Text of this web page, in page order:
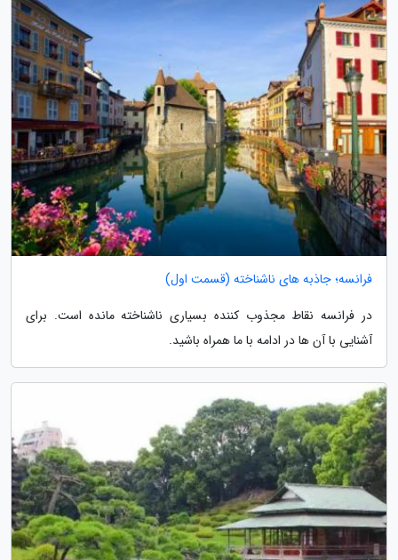
فرانسه؛ جاذبه های ناشناخته (قسمت اول)
در فرانسه نقاط مجذوب کننده بسیاری ناشناخته مانده است. برای
آشنایی با آن ها در ادامه با ما همراه باشید.